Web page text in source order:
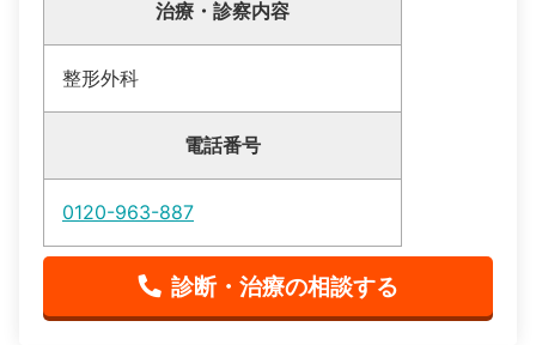
治療・診察内容
整形外科
電話番号
0120-963-887
診断・治療の相談する